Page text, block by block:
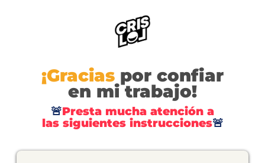
¡Gracias por confiar
en mi trabajo!
🚨Presta mucha atención a
las siguientes instrucciones🚨